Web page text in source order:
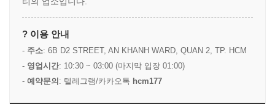
? 이용 안내
- 주소: 6B D2 STREET, AN KHANH WARD, QUAN 2, TP. HCM
- 영업시간: 10:30 ~ 03:00 (마지막 입장 01:00)
- 예약문의 : 텔레그램/카카오톡 hcm177